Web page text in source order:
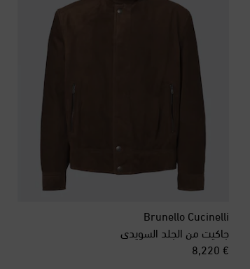
Brunello Cucinelli
جاكيت من الجلد السويدي
€ 8,220
original price